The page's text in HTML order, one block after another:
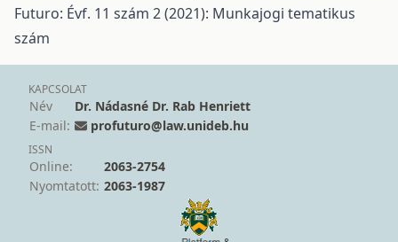
Futuro: Évf. 11 szám 2 (2021): Munkajogi tematikus
szám
KAPCSOLAT
Név
Dr. Nádasné Dr. Rab Henriett
E-mail:
profuturo@law.unideb.hu
ISSN
Online:
2063-2754
Nyomtatott: 2063-1987